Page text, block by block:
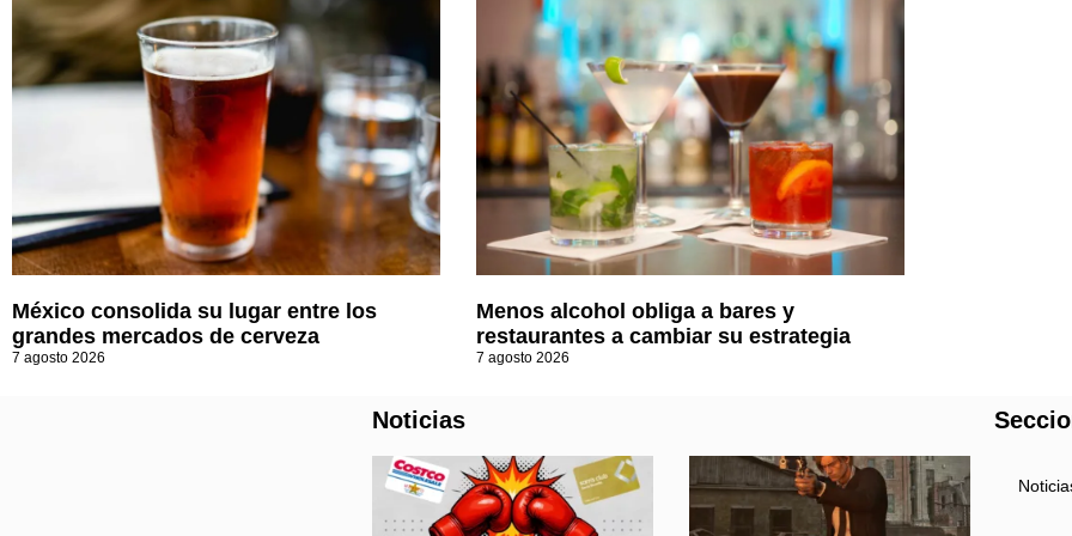
México consolida su lugar entre los
grandes mercados de cerveza
7 agosto 2026
Menos alcohol obliga a bares y
restaurantes a cambiar su estrategia
7 agosto 2026
Noticias